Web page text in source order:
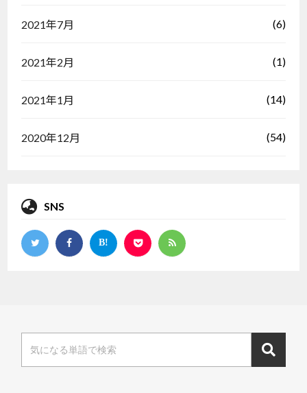
2021年7月 (6)
2021年2月 (1)
2021年1月 (14)
2020年12月 (54)
SNS